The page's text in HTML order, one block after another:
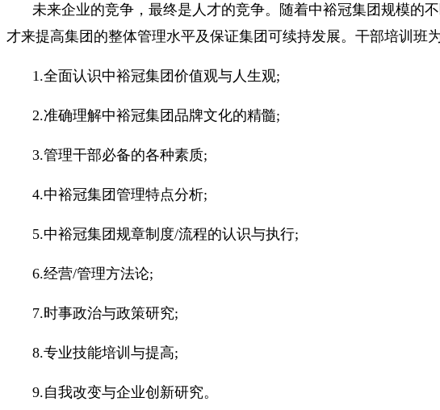
未来企业的竞争，最终是人才的竞争。随着中裕冠集团规模的
才来提高集团的整体管理水平及保证集团可续持发展。干部培训班
1.全面认识中裕冠集团价值观与人生观;
2.准确理解中裕冠集团品牌文化的精髓;
3.管理干部必备的各种素质;
4.中裕冠集团管理特点分析;
5.中裕冠集团规章制度/流程的认识与执行;
6.经营/管理方法论;
7.时事政治与政策研究;
8.专业技能培训与提高;
9.自我改变与企业创新研究。